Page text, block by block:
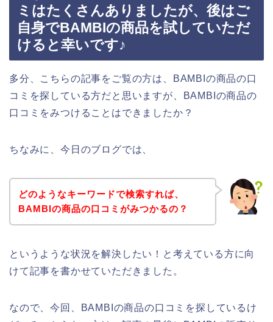
ミはたくさんありましたが、後はご
自身でBAMBIの商品を試していただ
けると幸いです♪
多分、こちらの記事をご覧の方は、BAMBIの商品の口
コミを探している方だと思いますが、BAMBIの商品の
口コミをみつけることはできましたか？
ちなみに、今日のブログでは、
どのようなキーワードで検索すれば、
BAMBIの商品の口コミがみつかるの？
というような状況を解決したい！と考えている方に向
けて記事を書かせていただきました。
なので、今回、BAMBIの商品の口コミを探しているけ